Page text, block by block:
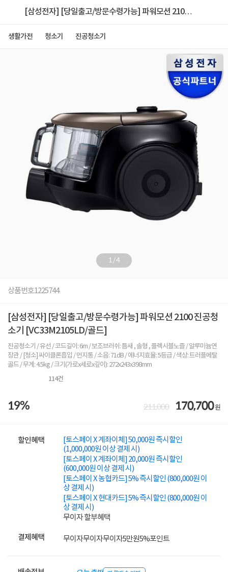
[삼성전자] [당일출고/방문수령가능] 파워모션 2100
생활가전 청소기 진공청소기
1/4
상품번호1225744
[삼성전자] [당일출고/방문수령가능] 파워모션 2100 진공청
소기 [VC33M2105LD/골드]
진공청소기 / 유선 / 코드길이: 6m / 보조브러쉬: 틈새 , 솔형 , 플렉시블노즐 / 알루미늄연
장관 / [청소] 싸이클론흡입 / 먼지통 / 소음: 71dB / 에너지효율: 5등급 / 색상: 트러플메탈
골드 / 무게: 4.5kg / 크기(가로x세로x깊이): 272x243x398mm
114건
19% 211,000 170,700원
할인혜택
[토스페이 X 계좌이체] 50,000원 즉시할인
(1,000,000원 이상 결제 시)
[토스페이 X 계좌이체] 20,000원 즉시할인
(600,000원 이상 결제 시)
[토스페이 X 농협카드] 5% 즉시할인 (800,000원 이
상 결제 시)
[토스페이 X 현대카드] 5% 즉시할인 (800,000원 이
상 결제 시)
무이자 할부혜택
결제혜택 무이자무이자무이자5만원5%포인트